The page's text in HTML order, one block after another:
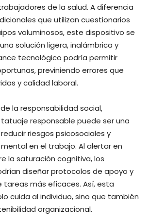
de la salud. A diferencia
que utilizan cuestionarios
voluminosos, este dispositivo se
solución ligera, inalámbrica y
tecnológico podría permitir
previniendo errores que
y calidad laboral.
la responsabilidad social,
responsable puede ser una
riesgos psicosociales y
en el trabajo. Al alertar en
la saturación cognitiva, los
diseñar protocolos de apoyo y
tareas más eficaces. Así, esta
cuida al individuo, sino que también
organizacional.